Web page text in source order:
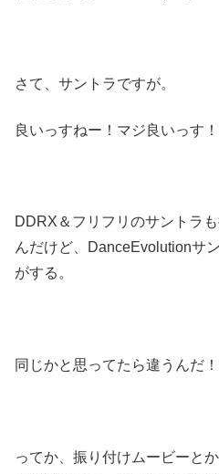
さて、サントラですが。
良いっすねー！マジ良いっす！
DDRX＆フリフリのサントラ
んだけど、DanceEvolutionサ
がする。
同じかと思ってたら違うんだ
ってか、振り付けムービーと